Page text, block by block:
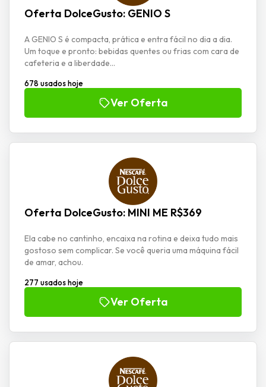
Oferta DolceGusto: GENIO S
A GENIO S é compacta, prática e entra fácil no dia a dia.
Um toque e pronto: bebidas quentes ou frias com cara de
cafeteria e a liberdade...
678 usados hoje
Ver Oferta
Oferta DolceGusto: MINI ME R$369
Ela cabe no cantinho, encaixa na rotina e deixa tudo mais
gostoso sem complicar. Se você queria uma máquina fácil
de amar, achou.
277 usados hoje
Ver Oferta